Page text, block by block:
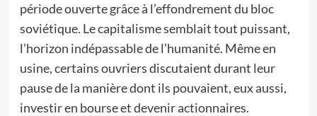
période ouverte grâce à l’effondrement du bloc
soviétique. Le capitalisme semblait tout puissant,
l’horizon indépassable de l’humanité. Même en
usine, certains ouvriers discutaient durant leur
pause de la manière dont ils pouvaient, eux aussi,
investir en bourse et devenir actionnaires.